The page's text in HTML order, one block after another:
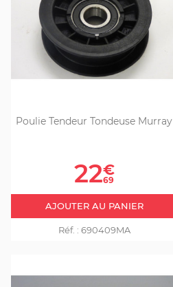
Poulie Tendeur Tondeuse Murray
Prix
22€
69
AJOUTER AU PANIER
Réf. : 690409MA